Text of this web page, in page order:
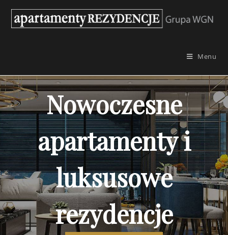
content
Menu
Nowoczesne
apartamenty i
luksusowe
rezydencje